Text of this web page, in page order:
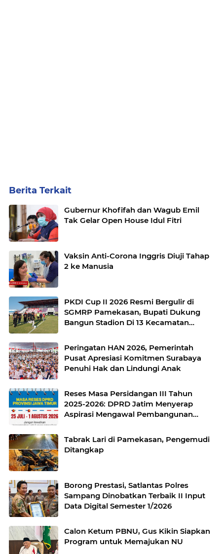
Berita Terkait
Gubernur Khofifah dan Wagub Emil
Tak Gelar Open House Idul Fitri
Vaksin Anti-Corona Inggris Diuji Tahap
2 ke Manusia
PKDI Cup II 2026 Resmi Bergulir di
SGMRP Pamekasan, Bupati Dukung
Bangun Stadion Di 13 Kecamatan
Peringatan HAN 2026, Pemerintah
Pusat Apresiasi Komitmen Surabaya
Penuhi Hak dan Lindungi Anak
Reses Masa Persidangan III Tahun
2025-2026: DPRD Jatim Menyerap
Aspirasi Mengawal Pembangunan
Tabrak Lari di Pamekasan, Pengemudi
Ditangkap
Borong Prestasi, Satlantas Polres
Sampang Dinobatkan Terbaik II Input
Data Digital Semester 1/2026
Calon Ketum PBNU, Gus Kikin Siapkan
Program untuk Memajukan NU